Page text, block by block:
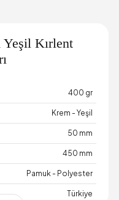
Kırlent
400 gr
Krem - Yeşil
50 mm
450 mm
Pamuk - Polyester
Türkiye